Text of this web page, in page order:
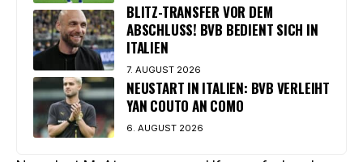
BLITZ-TRANSFER VOR DEM
ABSCHLUSS! BVB BEDIENT SICH IN
ITALIEN
7. AUGUST 2026
NEUSTART IN ITALIEN: BVB VERLEIHT
YAN COUTO AN COMO
6. AUGUST 2026